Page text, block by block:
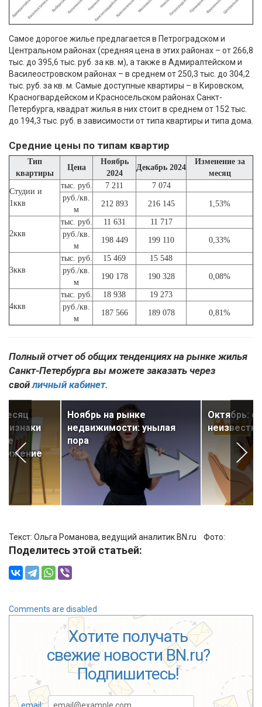
Самое дорогое жилье предлагается в Петроградском и
Центральном районах (средняя цена в этих районах – от 266,8
тыс. до 395,6 тыс. руб. за кв. м), а также в Адмиралтейском и
Василеостровском районах – в среднем от 250,3 тыс. до 304,2
тыс. руб. за кв. м. Самые доступные квартиры – в Кировском,
Красногвардейском и Красносельском районах Санкт-
Петербурга, квадрат жилья в них стоит в среднем от 152 тыс.
до 194,3 тыс. руб. в зависимости от типа квартиры и типа дома.
Средние цены по типам квартир
Тип
квартиры
Цена
Ноябрь
2024
Декабрь 2024
Изменение за
месяц
Студии и
1ккв
тыс. руб. 7 211
7 074
руб./кв.
м
212 893 216 145 1,53%
2ккв
тыс. руб. 11 631
11 717
руб./кв.
м
198 449 199 110 0,33%
3ккв
тыс. руб. 15 469
15 548
руб./кв.
м
190 178 190 328 0,08%
4ккв
тыс. руб. 18 938
19 273
руб./кв.
м
187 566 189 078 0,81%
Полный отчет об общих тенденциях на рынке жилья
Санкт-Петербурга вы можете заказать через
свойличный кабинет.
Ноябрь на рынке
недвижимости: унылая
пора
Октябрь:
Текст: Ольга Романова, ведущий аналитик BN.ru Фото:
Поделитесь этой статьей:
Comments are disabled
Хотите получать
свежие новости BN.ru?
Подпишитесь!